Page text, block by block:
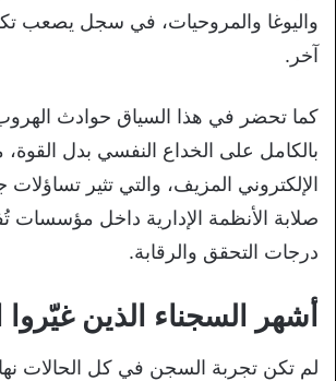
واليوغا والمروحيات، في سجل يصعب
آخر.
كما تحضر في هذا السياق حوادث
بالكامل على الخداع النفسي بدل القوة،
الإلكتروني المزيف، والتي تثير
صلابة الأنظمة الإدارية داخل مؤسسات
درجات التحقق والرقابة.
أشهر السجناء الذين غيّروا
لم تكن تجربة السجن في كل الحالات